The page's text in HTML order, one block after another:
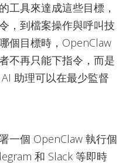
工具來達成這些目標，
，到檔案操作與呼叫技
個目標時，OpenClaw
不再只能下指令，而是
助理可以在最少監督
一個 OpenClaw 執行個
和 Slack 等即時